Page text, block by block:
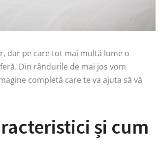
dar pe care tot mai multă lume o
Din rândurile de mai jos vom
completă care te va ajuta să vă
și cum